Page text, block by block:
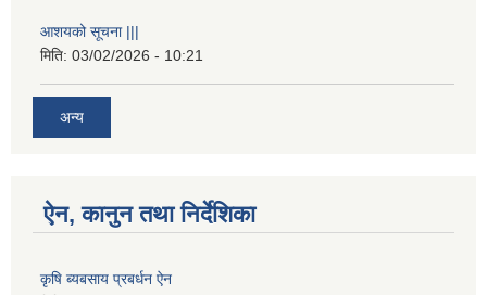
आशयको सूचना |||
मिति: 03/02/2026 - 10:21
अन्य
ऐन, कानुन तथा निर्देशिका
कृषि ब्यबसाय प्रबर्धन ऐन